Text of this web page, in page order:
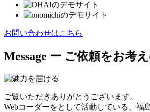
お問い合わせはこちら
Message ー ご依頼をお考
ご覧いただきありがとうございます。
Webコーダーをとして活動している、福